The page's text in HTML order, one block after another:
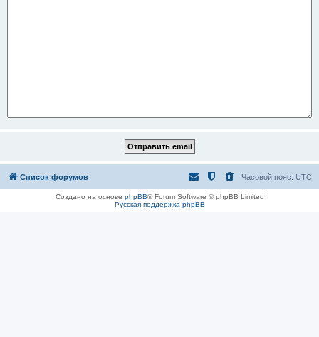
Список форумов Часовой пояс: UTC
Создано на основе phpBB® Forum Software © phpBB Limited
Русская поддержка phpBB